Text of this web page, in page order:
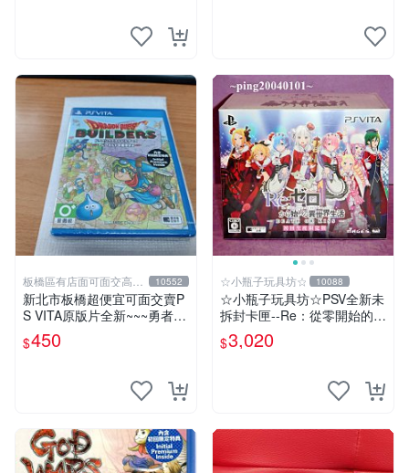
板橋區有店面可面交高價
回收電玩
10552
新北市板橋超便宜可面交賣P
S VITA原版片全新~~~勇者鬥
惡龍 創世小玩家~~~便宜賣
$450
☆小瓶子玩具坊☆ 10088
☆小瓶子玩具坊☆PSV全新未
拆封卡匣--Re：從零開始的異
世界生活 DEATH OR KISS
限定版 (日版)
$3,020